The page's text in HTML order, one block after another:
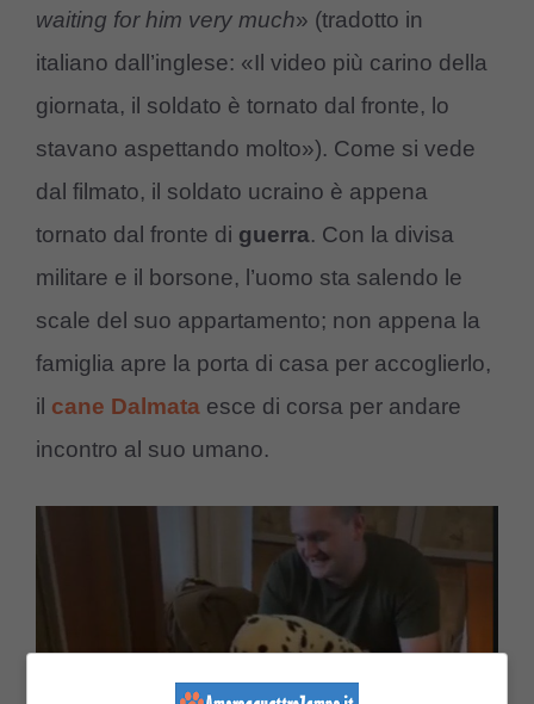
waiting for him very much» (tradotto in
italiano dall’inglese: «Il video più carino della
giornata, il soldato è tornato dal fronte, lo
stavano aspettando molto»). Come si vede
dal filmato, il soldato ucraino è appena
tornato dal fronte di guerra. Con la divisa
militare e il borsone, l’uomo sta salendo le
scale del suo appartamento; non appena la
famiglia apre la porta di casa per accoglierlo,
il cane Dalmata esce di corsa per andare
incontro al suo umano.